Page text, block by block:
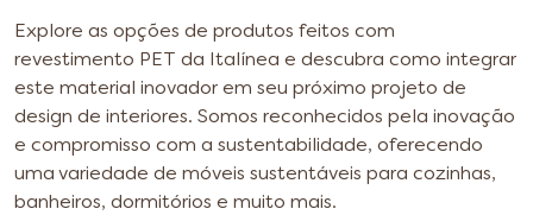
Explore as opções de produtos feitos com
revestimento PET da Italínea e descubra como integrar
este material inovador em seu próximo projeto de
design de interiores. Somos reconhecidos pela inovação
e compromisso com a sustentabilidade, oferecendo
uma variedade de móveis sustentáveis para cozinhas,
banheiros, dormitórios e muito mais.